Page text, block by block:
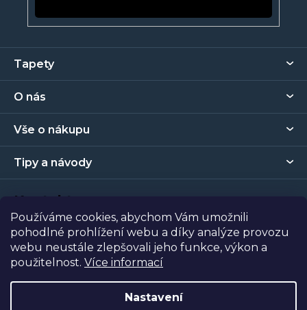
Používáme cookies, abychom Vám umožnili
pohodlné prohlížení webu a díky analýze provozu
webu neustále zlepšovali jeho funkce, výkon a
použitelnost. Více informací
Nastavení
a
í
Tapety
O nás
Vše o nákupu
Tipy a návody
Kontakt
Prodejna
Copyright 2026Tapety Metro Florenc. Všechna práva
vyhrazena.